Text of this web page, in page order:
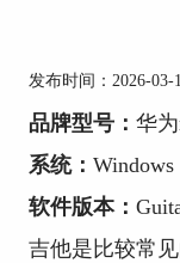
发布时间：2026-03-
品牌型号： 华
系统：
软件版本：
吉他是比较常